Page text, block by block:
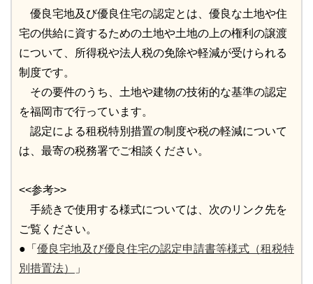
優良宅地及び優良住宅の認定とは、優良な土地や住
宅の供給に資するための土地や土地の上の権利の譲渡
について、所得税や法人税の免除や軽減が受けられる
制度です。
その要件のうち、土地や建物の技術的な基準の認定
を福岡市で行っています。
認定による租税特別措置の制度や税の軽減について
は、最寄の税務署でご相談ください。
<<参考>>
手続きで使用する様式については、次のリンク先を
ご覧ください。
●「 優良宅地及び優良住宅の認定申請書等様式（租税特
別措置法）
」